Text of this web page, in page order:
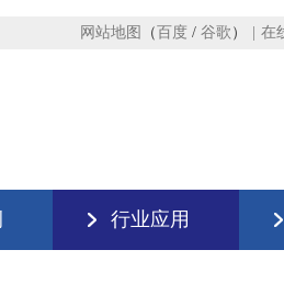
网站地图 （ 百度 / 谷歌 ） 在
行业应用